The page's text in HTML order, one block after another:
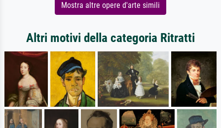
Mostra altre opere d'arte simili
Altri motivi della categoria Ritratti